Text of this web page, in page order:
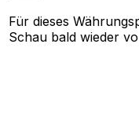
Für dieses
Schau bald wieder